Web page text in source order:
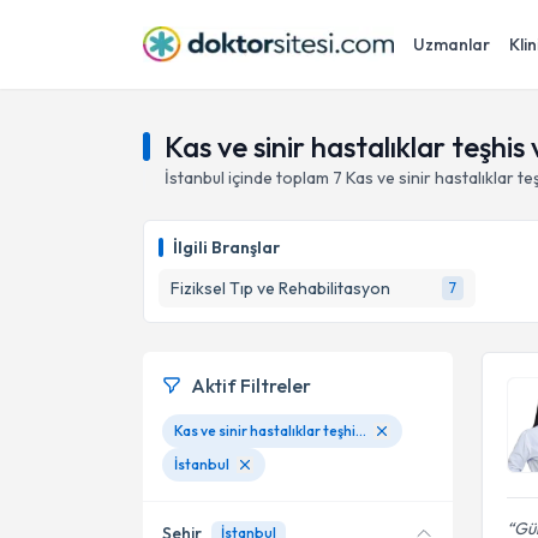
Uzmanlar
Kas ve sinir hastalıklar
İstanbul içinde toplam 7 Kas ve sinir hastalıklar
İlgili Branşlar
Fiziksel Tıp ve Rehabilitasyon
7
Aktif Filtreler
Kas ve sinir hastalıklar teşhis ve tedavisi
İstanbul
Şehir İstanbul